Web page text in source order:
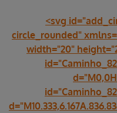
<svg
circle_rounded"
width="20"